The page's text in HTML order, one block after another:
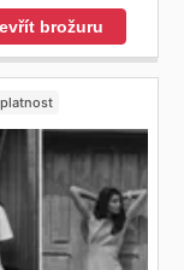
brožuru